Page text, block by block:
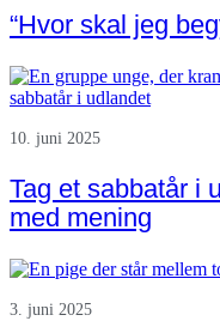
“Hvor skal jeg
10. juni 2025
Tag et sabbatår i
med mening
3. juni 2025